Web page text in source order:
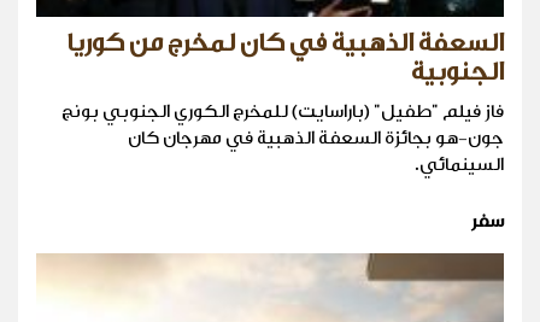
السعفة الذهبية في كان لمخرج من كوريا
الجنوبية
فاز فيلم "طفيل" (باراسايت) للمخرج الكوري الجنوبي بونج
جون-هو بجائزة السعفة الذهبية في مهرجان كان
السينمائي.
سفر